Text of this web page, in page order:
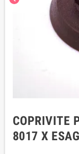
COPRIVITE
8017 X